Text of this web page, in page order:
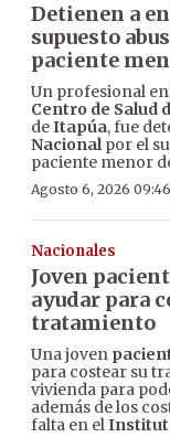
Detienen a
supuesto
paciente
Un profesional
Centro de Salud
deItapúa, fue
Nacionalpor el
paciente menor
Agosto 6, 2026
Nacionales
Joven
ayudar para
tratamiento
Una joven
para costear su
vivienda para
además de los
falta en el